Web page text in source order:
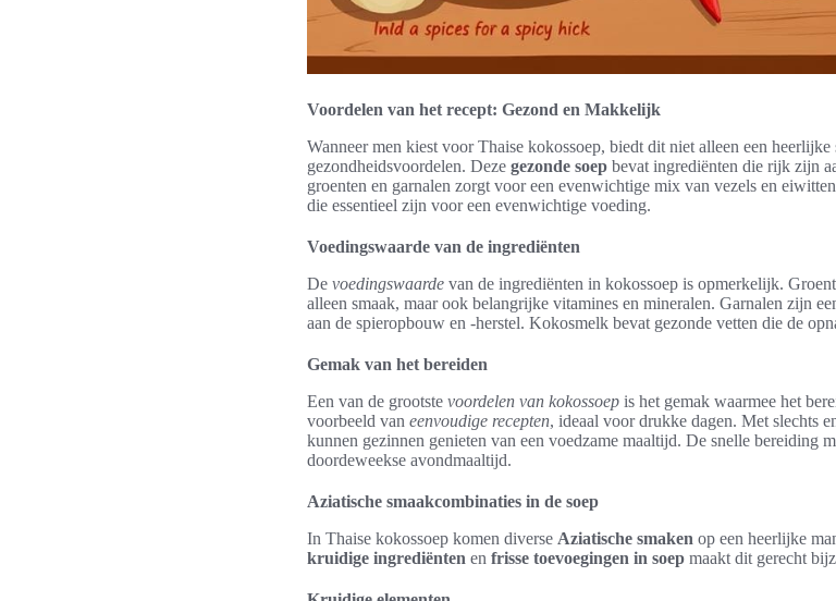
Voordelen van het recept: Gezond en Makkelijk
Wanneer men kiest voor Thaise kokossoep, biedt dit niet alleen een
gezondheidsvoordelen. Deze gezonde soep bevat ingrediënten die rijk zijn
groenten en garnalen zorgt voor een evenwichtige mix van vezels en
die essentieel zijn voor een evenwichtige voeding.
Voedingswaarde van de ingrediënten
De voedingswaarde van de ingrediënten in kokossoep is opmerkelijk.
alleen smaak, maar ook belangrijke vitamines en mineralen. Garnalen zijn
aan de spieropbouw en -herstel. Kokosmelk bevat gezonde vetten die de
Gemak van het bereiden
Een van de grootste voordelen van kokossoep is het gemak waarmee het
voorbeeld van eenvoudige recepten, ideaal voor drukke dagen. Met slechts
kunnen gezinnen genieten van een voedzame maaltijd. De snelle bereiding
doordeweekse avondmaaltijd.
Aziatische smaakcombinaties in de soep
In Thaise kokossoep komen diverse Aziatische smaken op een heerlijke
kruidige ingrediënten en frisse toevoegingen in soep maakt dit gerecht